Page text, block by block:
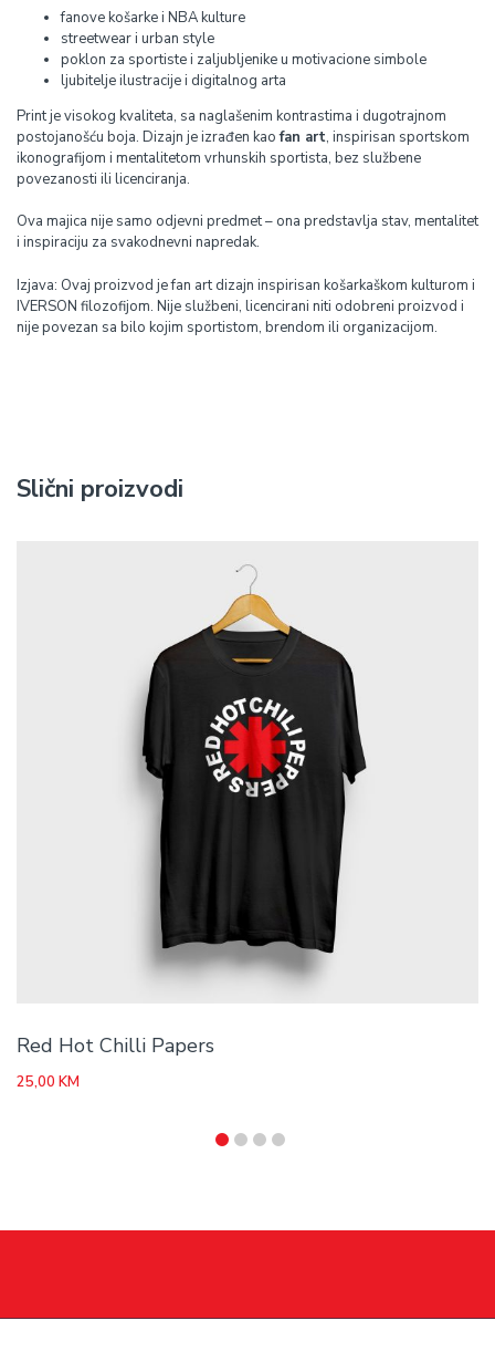
fanove košarke i NBA kulture
streetwear i urban style
poklon za sportiste i zaljubljenike u motivacione simbole
ljubitelje ilustracije i digitalnog arta
Print je visokog kvaliteta, sa naglašenim kontrastima i dugotrajnom
postojanošću boja. Dizajn je izrađen kaofan art, inspirisan sportskom
ikonografijom i mentalitetom vrhunskih sportista, bez službene
povezanosti ili licenciranja.
Ova majica nije samo odjevni predmet – ona predstavlja stav, mentalitet
i inspiraciju za svakodnevni napredak.
Izjava: Ovaj proizvod je fan art dizajn inspirisan košarkaškom kulturom i
IVERSON filozofijom. Nije službeni, licencirani niti odobreni proizvod i
nije povezan sa bilo kojim sportistom, brendom ili organizacijom.
Slični proizvodi
Red Hot Chilli Papers
25,00 KM